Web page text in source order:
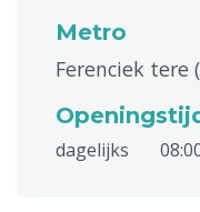
Metro
Ferenciek tere
dagelijks